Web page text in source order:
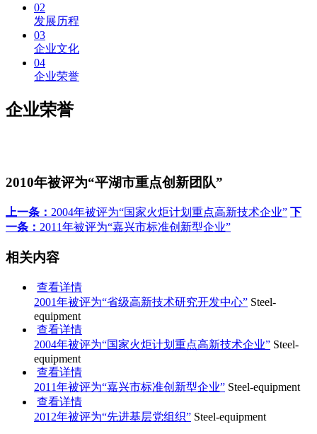
02
发展历程
03
企业文化
04
企业荣誉
企业荣誉
2010年被评为“平湖市重点创新团队”
上一条： 2004年被评为“国家火炬计划重点高新技术企业” 下
一条： 2011年被评为“嘉兴市标准创新型企业”
相关内容
查看详情
2001年被评为“省级高新技术研究开发中心” Steel-
equipment
查看详情
2004年被评为“国家火炬计划重点高新技术企业” Steel-
equipment
查看详情
2011年被评为“嘉兴市标准创新型企业” Steel-equipment
查看详情
2012年被评为“先进基层党组织” Steel-equipment